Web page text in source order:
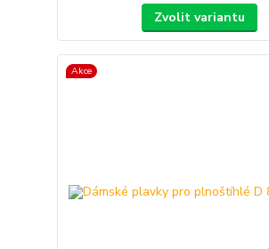
Zvolit variantu
Akce